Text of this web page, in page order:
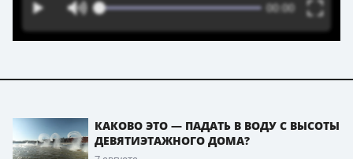
КАКОВО ЭТО — ПАДАТЬ В ВОДУ С ВЫСОТЫ
ДЕВЯТИЭТАЖНОГО ДОМА?